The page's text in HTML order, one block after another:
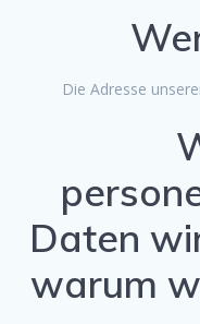
Die Adresse
Daten
warum